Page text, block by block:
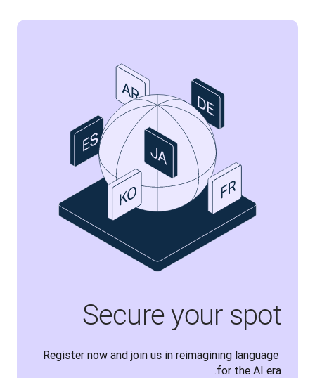
Secure your spot
Register now and join us in reimagining language
for the AI era.